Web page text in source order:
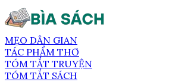
MẸO DÂN GIAN
TÁC PHẨM THƠ
TÓM TẮT TRUYỆN
TÓM TẮT SÁCH